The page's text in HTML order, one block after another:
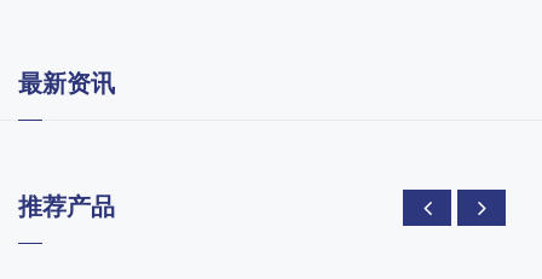
最新资讯
推荐产品